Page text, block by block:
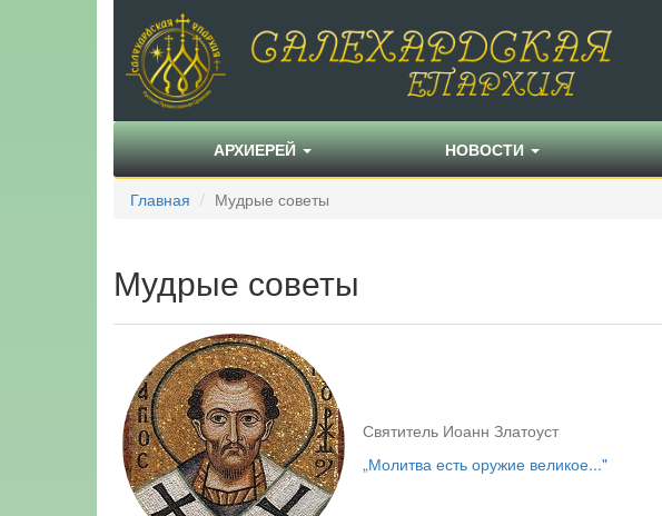
АРХИЕРЕЙ НОВОСТИ
Главная Мудрые советы
Мудрые советы
Святитель Иоанн Златоуст
„Молитва есть оружие великое..."